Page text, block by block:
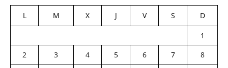
L M X J V S D
1
2
3 4 5 6 7
8